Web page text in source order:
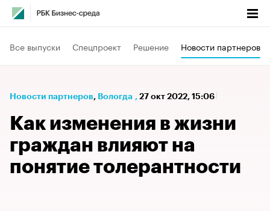
Все выпуски Спецпроект Решение Новости партнеров
Новости партнеров⁠, Вологда , 27 окт 2022, 15:06
Как изменения в жизни
граждан влияют на
понятие толерантности